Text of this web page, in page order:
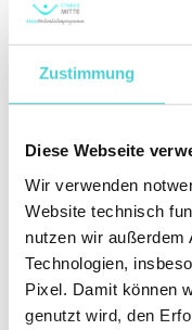
Zustimmung
Diese Webseite
Wir verwenden
Website technisch
nutzen wir außerdem
Technologien,
Pixel. Damit können
genutzt wird, den
Total Mann
Stabile Mitte